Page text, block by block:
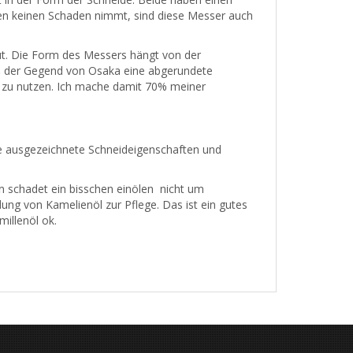
keinen Schaden nimmt, sind diese Messer auch
Die Form des Messers hängt von der
Gegend von Osaka eine abgerundete
nutzen. Ich mache damit 70% meiner
Schneideigenschaften und
schadet ein bisschen einölen nicht um
von Kamelienöl zur Pflege. Das ist ein gutes
ok.